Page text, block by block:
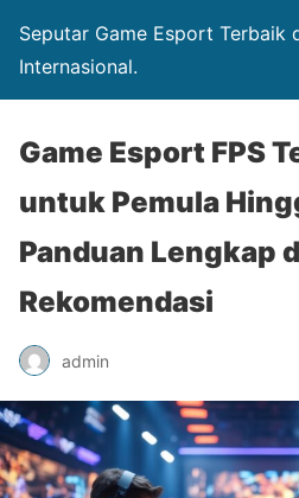
Seputar Game Esport Terbaik
Internasional.
Game Esport FPS
untuk Pemula
Panduan Lengkap
Rekomendasi
admin